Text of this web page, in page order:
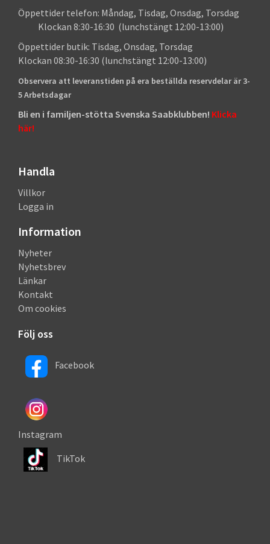
Öppettider telefon: Måndag, Tisdag, Onsdag, Torsdag
Klockan 8:30-16:30 (lunchstängt 12:00-13:00)
Öppettider butik: Tisdag, Onsdag, Torsdag
Klockan 08:30-16:30 (lunchstängt 12:00-13:00)
Observera att leveranstiden på era beställda reservdelar är 3-
5 Arbetsdagar
Bli en i familjen-stötta Svenska Saabklubben! Klicka
här!
Handla
Villkor
Logga in
Information
Nyheter
Nyhetsbrev
Länkar
Kontakt
Om cookies
Följ oss
Facebook
Instagram
TikTok